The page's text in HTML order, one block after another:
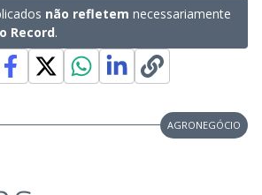
não refletem necessariamente
Record.
AGRONEGÓCIO